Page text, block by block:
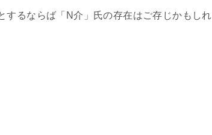
するならば「N介」氏の存在はご存じかもしれ